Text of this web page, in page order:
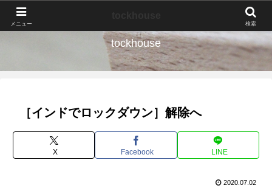
tockhouse
［インドでロックダウン］解除へ
X Facebook LINE
2020.07.02
メニュー 検索